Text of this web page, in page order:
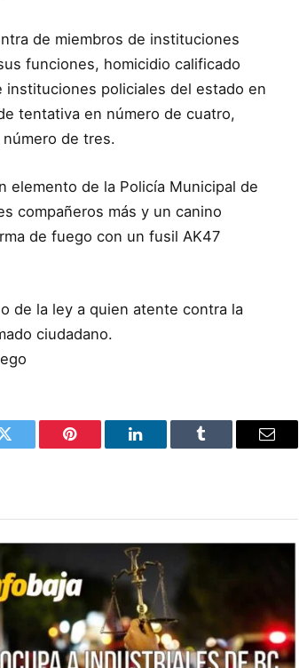
de miembros de instituciones
funciones, homicidio calificado
policiales del estado en
tentativa en número de cuatro,
de tres.
elemento de la Policía Municipal de
compañeros más y un canino
de fuego con un fusil AK47
de la ley a quien atente contra la
ciudadano.
Twitter Pinterest LinkedIn Tumblr Email